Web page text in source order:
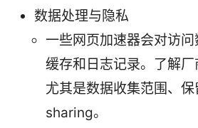
数据处理与隐私
一些网页加速器会对访问
缓存和日志记录。了解厂
尤其是数据收集范围、
sharing。